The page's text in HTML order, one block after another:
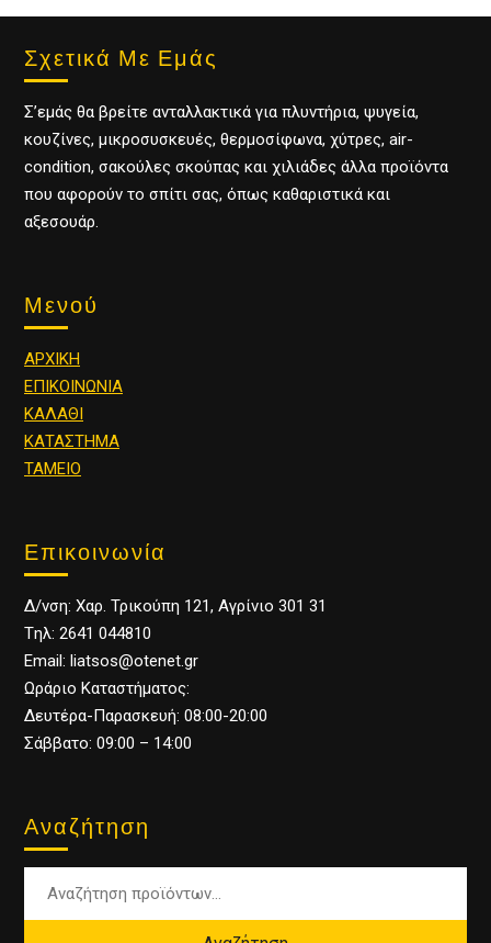
Σχετικά Με Εμάς
Σ’εμάς θα βρείτε ανταλλακτικά για πλυντήρια, ψυγεία,
κουζίνες, μικροσυσκευές, θερμοσίφωνα, χύτρες, air-
condition, σακούλες σκούπας και χιλιάδες άλλα προϊόντα
που αφορούν το σπίτι σας, όπως καθαριστικά και
αξεσουάρ.
Μενού
ΑΡΧΙΚΗ
ΕΠΙΚΟΙΝΩΝΙΑ
ΚΑΛΑΘΙ
ΚΑΤΑΣΤΗΜΑ
ΤΑΜΕΙΟ
Επικοινωνία
Δ/νση: Χαρ. Τρικούπη 121, Αγρίνιο 301 31
Tηλ: 2641 044810
Email: liatsos@otenet.gr
Ωράριο Καταστήματος:
Δευτέρα-Παρασκευή: 08:00-20:00
Σάββατο: 09:00 – 14:00
Αναζήτηση